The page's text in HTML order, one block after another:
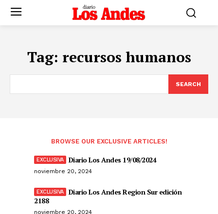
Tag: recursos humanos
SEARCH
BROWSE OUR EXCLUSIVE ARTICLES!
Diario Los Andes 19/08/2024
noviembre 20, 2024
Diario Los Andes Region Sur edición
2188
noviembre 20, 2024